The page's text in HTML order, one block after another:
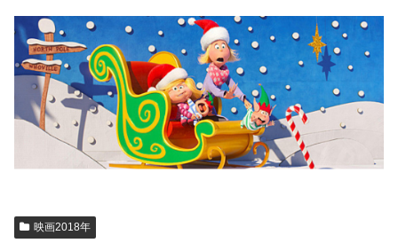
映画2018年